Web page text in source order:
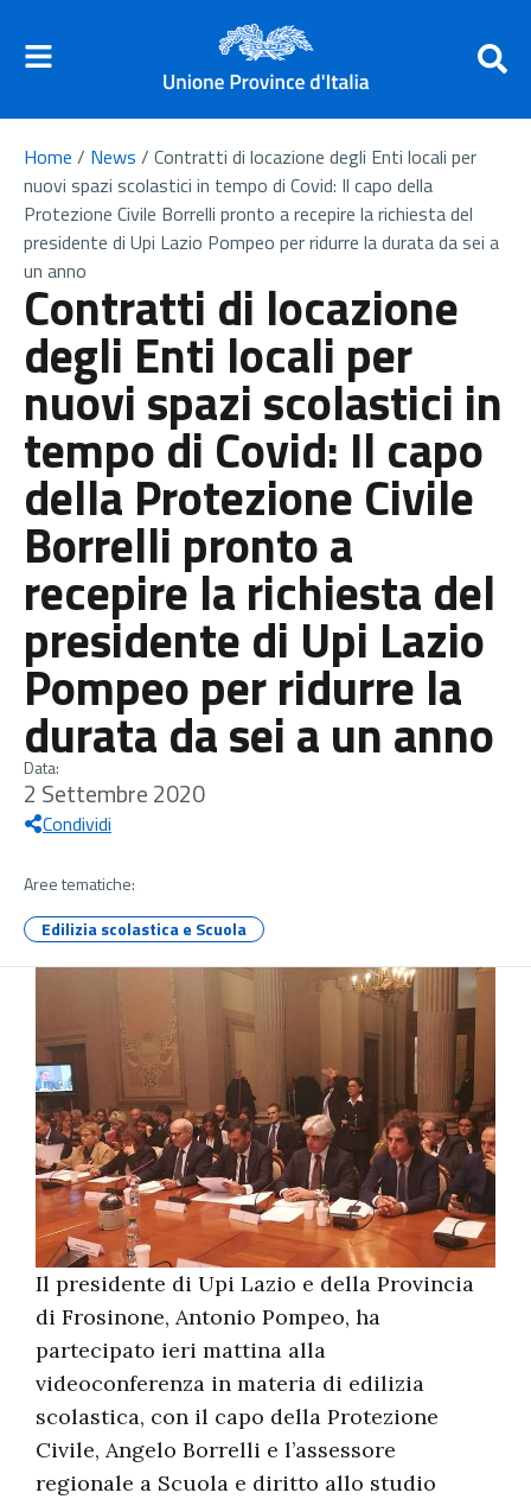
Home / News / Contratti di locazione degli Enti locali per
nuovi spazi scolastici in tempo di Covid: Il capo della
Protezione Civile Borrelli pronto a recepire la richiesta del
presidente di Upi Lazio Pompeo per ridurre la durata da sei a
un anno
Contratti di locazione
degli Enti locali per
nuovi spazi scolastici in
tempo di Covid: Il capo
della Protezione Civile
Borrelli pronto a
recepire la richiesta del
presidente di Upi Lazio
Pompeo per ridurre la
durata da sei a un anno
Data:
2 Settembre 2020
Condividi
Aree tematiche:
Edilizia scolastica e Scuola
Il presidente di Upi Lazio e della Provincia
di Frosinone, Antonio Pompeo, ha
partecipato ieri mattina alla
videoconferenza in materia di edilizia
scolastica, con il capo della Protezione
Civile, Angelo Borrelli e l’assessore
regionale a Scuola e diritto allo studio